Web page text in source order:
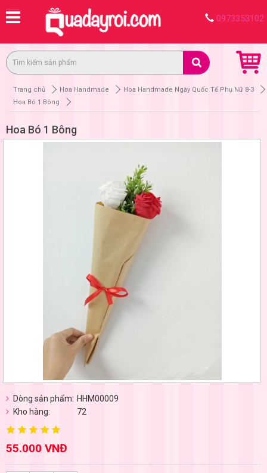
0973353102
Trang chủ Hoa Handmade
Hoa Handmade Ngày Quốc Tế Phụ Nữ 8-3
Hoa Bó 1 Bông
Hoa Bó 1 Bông
Dòng sản phẩm: HHM00009
Kho hàng:
72
55.000 VNĐ